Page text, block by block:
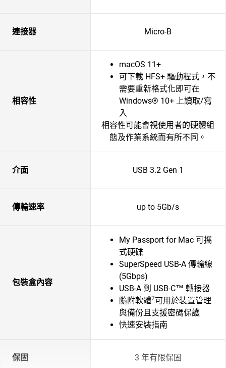
連接器 Micro-B
相容性
macOS 11+
可下載 HFS+ 驅動程式，不
需要重新格式化即可在
Windows® 10+ 上讀取/寫
入
相容性可能會視使用者的硬體組
態及作業系統而有所不同。
介面 USB 3.2 Gen 1
傳輸速率 up to 5Gb/s
包裝盒內容
My Passport for Mac 可攜
式硬碟
SuperSpeed USB-A 傳輸線
(5Gbps)
USB-A 到 USB-C™ 轉接器
隨附軟體2可用於裝置管理
與備份且支援密碼保護
快速安裝指南
保固 3 年有限保固